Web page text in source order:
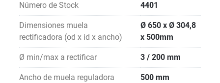
Número de Stock 4401
Dimensiones muela
rectificadora (od x id x ancho)
Ø 650 x Ø 304,8
x 500mm
Ø min/max a rectificar 3 / 200 mm
Ancho de muela reguladora 500 mm